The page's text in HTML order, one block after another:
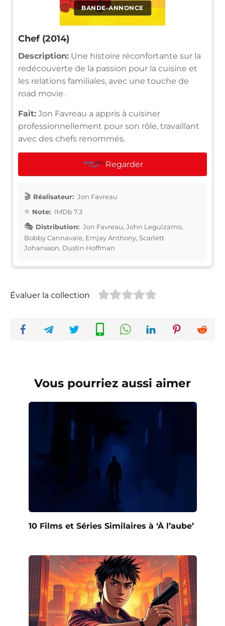
BANDE-ANNONCE
Chef (2014)
Description: Une histoire réconfortante sur la
redécouverte de la passion pour la cuisine et
les relations familiales, avec une touche de
road movie.
Fait: Jon Favreau a appris à cuisiner
professionnellement pour son rôle, travaillant
avec des chefs renommés.
Regarder
Réalisateur: Jon Favreau
Note: IMDb 7.3
Distribution: Jon Favreau, John Leguizamo,
Bobby Cannavale, Emjay Anthony, Scarlett
Johansson, Dustin Hoffman
Évaluer la collection
Vous pourriez aussi aimer
10 Films et Séries Similaires à ‘À l’aube’